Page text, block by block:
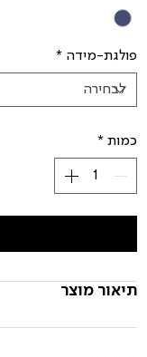
פולגת-מידה *
כמות *
תיאור מוצר